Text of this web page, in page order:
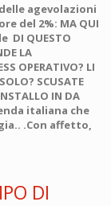
agevolazioni
del 2%: MA QUI
DI QUESTO
LA
OPERATIVO? LI
SCUSATE
IN DA
italiana che
.Con affetto,
DI